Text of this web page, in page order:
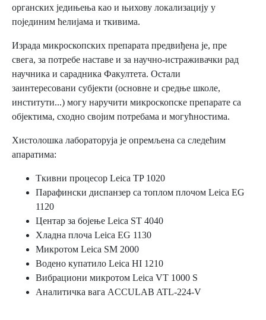
органских једињења као и њихову локализацију у
појединим ћелијама и ткивима.
Израда микроскопских препарата предвиђена је, пре
свега, за потребе наставе и за научно-истраживачки рад
научника и сарадника Факултета. Остали
заинтересовани субјекти (основне и средње школе,
институти...) могу наручити микроскопске препарате са
објектима, сходно својим потребама и могућностима.
Хистолошка лабораторуја је опремљена са следећим
апаратима:
Ткивни процесор Leica TP 1020
Парафински диспанзер са топлом плочом Leica EG
1120
Центар за бојење Leica ST 4040
Хладна плоча Leica EG 1130
Микротом Leica SM 2000
Водено купатило Leica HI 1210
Вибрациони микротом Leica VT 1000 S
Аналитичка вага ACCULAB ATL-224-V